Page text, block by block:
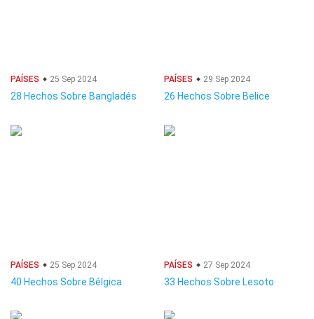
PAÍSES 25 Sep 2024
28 Hechos Sobre Bangladés
PAÍSES 29 Sep 2024
26 Hechos Sobre Belice
PAÍSES 25 Sep 2024
40 Hechos Sobre Bélgica
PAÍSES 27 Sep 2024
33 Hechos Sobre Lesoto